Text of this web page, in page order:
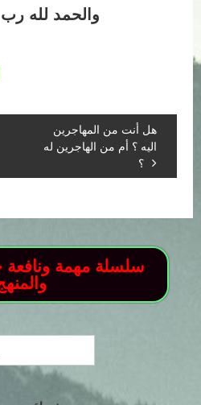
والحمد لله رب
هل أنت من المهاجرين
اليه ؟ أم من الهاجرين له
؟
سلسلة مهمة ونافعة